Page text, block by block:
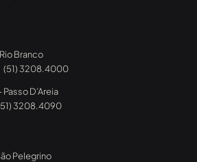
Branco
(51) 3208.4000
D’Areia
3208.4090
Pelegrino